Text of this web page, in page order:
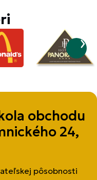
obchodu
24,
pôsobnosti